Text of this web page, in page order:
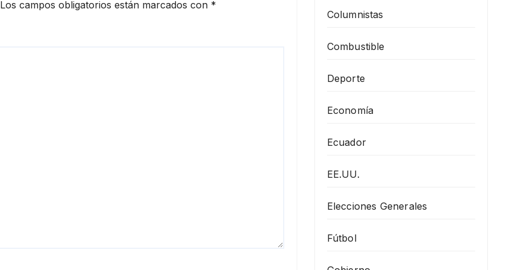
Los campos obligatorios están marcados con *
Columnistas
Combustible
Deporte
Economía
Ecuador
EE.UU.
Elecciones Generales
Fútbol